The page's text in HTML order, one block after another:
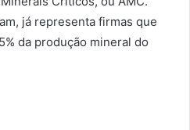
já representa firmas que
da produção mineral do